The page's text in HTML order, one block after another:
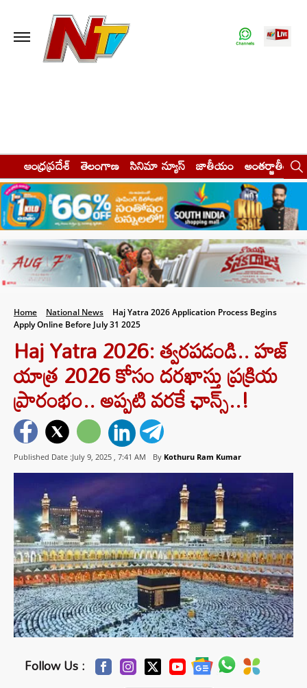
ఆంధ్రప్రదేశ్ తెలంగాణ సినిమా న్యూస్ జాతీయం అంతర్జాతీయం
Home National News
Haj Yatra 2026 Application Process Begins
Apply Online Before July 31 2025
Haj Yatra 2026: త్వరపడండి.. హజ్‌
యాత్ర 2026 కోసం దరఖాస్తు ప్రక్రియ
ప్రారంభం.. అప్పటి వరకే ఛాన్స్..!
Published Date :July 9, 2025 , 7:41 AM By Kothuru Ram Kumar
Follow Us :